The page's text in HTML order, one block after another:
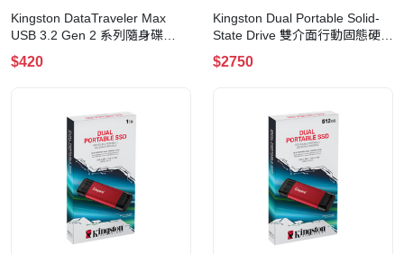
Kingston DataTraveler Max
USB 3.2 Gen 2 系列隨身碟
(256GB-紅色)
$420
Kingston Dual Portable Solid-
State Drive 雙介面行動固態硬碟
(2TB)
$2750